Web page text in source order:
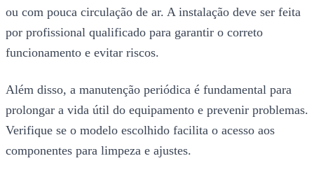
ou com pouca circulação de ar. A instalação deve ser feita
por profissional qualificado para garantir o correto
funcionamento e evitar riscos.
Além disso, a manutenção periódica é fundamental para
prolongar a vida útil do equipamento e prevenir problemas.
Verifique se o modelo escolhido facilita o acesso aos
componentes para limpeza e ajustes.